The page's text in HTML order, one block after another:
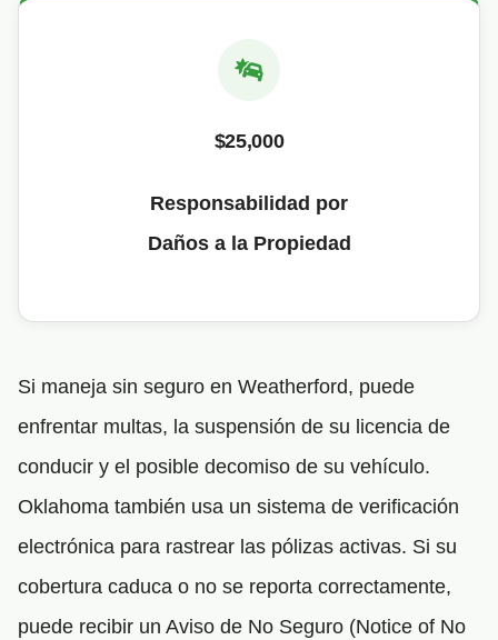
$25,000
Responsabilidad por
Daños a la Propiedad
Si maneja sin seguro en Weatherford, puede
enfrentar multas, la suspensión de su licencia de
conducir y el posible decomiso de su vehículo.
Oklahoma también usa un sistema de verificación
electrónica para rastrear las pólizas activas. Si su
cobertura caduca o no se reporta correctamente,
puede recibir un Aviso de No Seguro (Notice of No